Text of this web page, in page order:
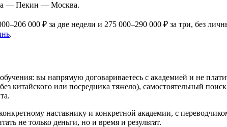
— Пекин — Москва.
000 ₽ за две недели и 275 000–290 000 ₽ за три, без
.
вы напрямую договариваетесь с академией и не
китайского или посредника тяжело), самостоятельный
наставнику и конкретной академии, с
не только деньги, но и время и результат.